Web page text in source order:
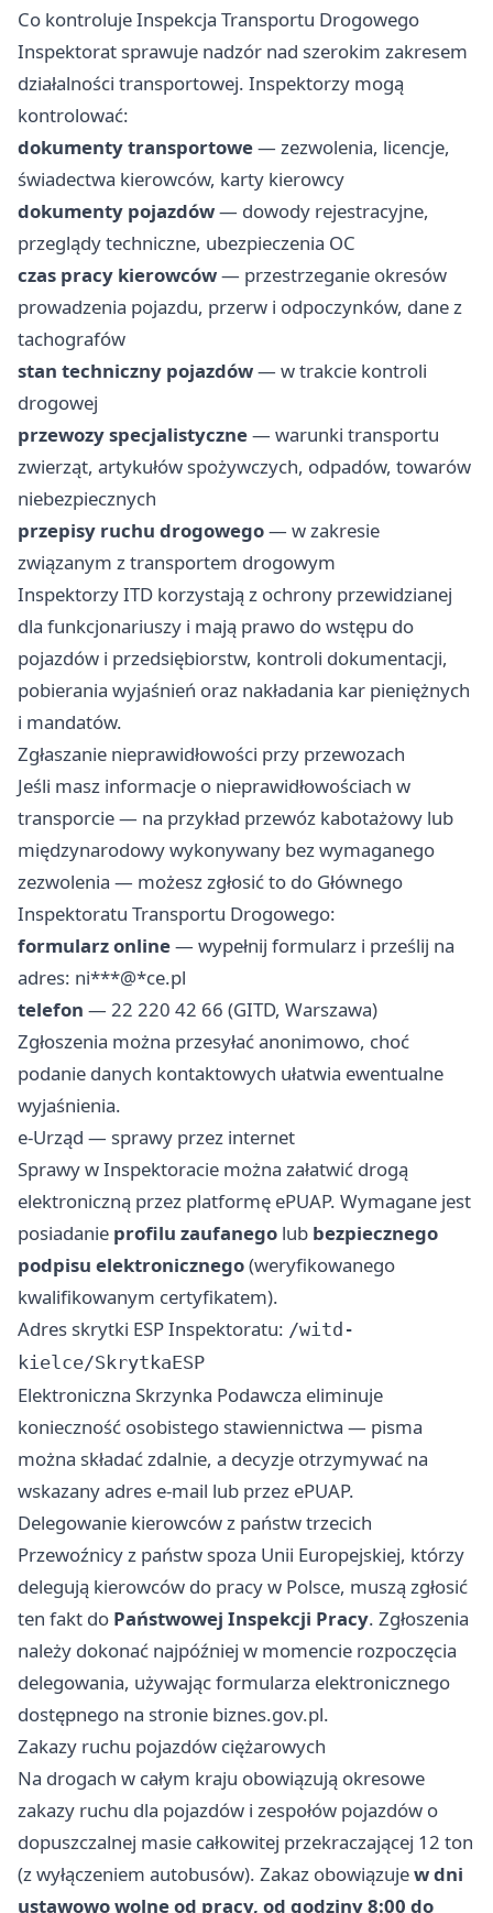
Co kontroluje Inspekcja Transportu Drogowego
Inspektorat sprawuje nadzór nad szerokim zakresem
działalności transportowej. Inspektorzy mogą
kontrolować:
dokumenty transportowe— zezwolenia, licencje,
świadectwa kierowców, karty kierowcy
dokumenty pojazdów— dowody rejestracyjne,
przeglądy techniczne, ubezpieczenia OC
czas pracy kierowców— przestrzeganie okresów
prowadzenia pojazdu, przerw i odpoczynków, dane z
tachografów
stan techniczny pojazdów— w trakcie kontroli
drogowej
przewozy specjalistyczne— warunki transportu
zwierząt, artykułów spożywczych, odpadów, towarów
niebezpiecznych
przepisy ruchu drogowego— w zakresie
związanym z transportem drogowym
Inspektorzy ITD korzystają z ochrony przewidzianej
dla funkcjonariuszy i mają prawo do wstępu do
pojazdów i przedsiębiorstw, kontroli dokumentacji,
pobierania wyjaśnień oraz nakładania kar pieniężnych
i mandatów.
Zgłaszanie nieprawidłowości przy przewozach
Jeśli masz informacje o nieprawidłowościach w
transporcie — na przykład przewóz kabotażowy lub
międzynarodowy wykonywany bez wymaganego
zezwolenia — możesz zgłosić to do Głównego
Inspektoratu Transportu Drogowego:
formularz online— wypełnij formularz i prześlij na
adres: ni***@*ce.pl
telefon — 22 220 42 66 (GITD, Warszawa)
Zgłoszenia można przesyłać anonimowo, choć
podanie danych kontaktowych ułatwia ewentualne
wyjaśnienia.
e-Urząd — sprawy przez internet
Sprawy w Inspektoracie można załatwić drogą
elektroniczną przez platformę ePUAP. Wymagane jest
posiadanie profilu zaufanego lub bezpiecznego
podpisu elektronicznego(weryfikowanego
kwalifikowanym certyfikatem).
Adres skrytki ESP Inspektoratu: /witd-
kielce/SkrytkaESP
Elektroniczna Skrzynka Podawcza eliminuje
konieczność osobistego stawiennictwa — pisma
można składać zdalnie, a decyzje otrzymywać na
wskazany adres e-mail lub przez ePUAP.
Delegowanie kierowców z państw trzecich
Przewoźnicy z państw spoza Unii Europejskiej, którzy
delegują kierowców do pracy w Polsce, muszą zgłosić
ten fakt do Państwowej Inspekcji Pracy. Zgłoszenia
należy dokonać najpóźniej w momencie rozpoczęcia
delegowania, używając formularza elektronicznego
dostępnego na stronie biznes.gov.pl.
Zakazy ruchu pojazdów ciężarowych
Na drogach w całym kraju obowiązują okresowe
zakazy ruchu dla pojazdów i zespołów pojazdów o
dopuszczalnej masie całkowitej przekraczającej 12 ton
(z wyłączeniem autobusów). Zakaz obowiązujew dni
ustawowo wolne od pracy, od godziny 8:00 do